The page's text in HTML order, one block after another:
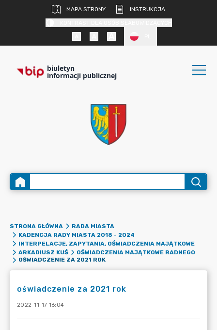
MAPA STRONY
INSTRUKCJA
biuletyn
informacji publicznej
STRONA GŁÓWNA
RADA MIASTA
KADENCJA RADY MIASTA 2018 - 2024
INTERPELACJE, ZAPYTANIA, OŚWIADCZENIA MAJĄTKOWE
ARKADIUSZ KUŚ
OŚWIADCZENIA MAJĄTKOWE RADNEGO
OŚWIADCZENIE ZA 2021 ROK
oświadczenie za 2021 rok
2022-11-17 16:04